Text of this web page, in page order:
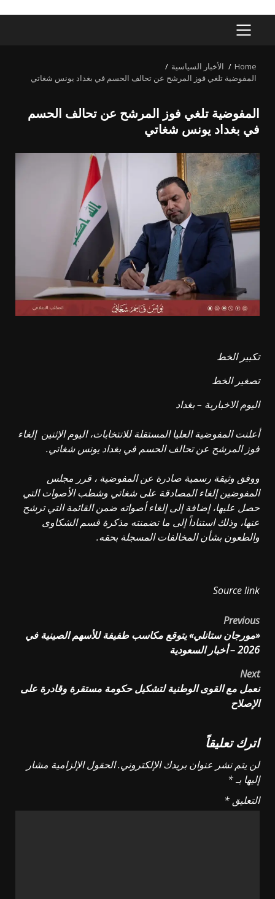
PRIMARY
Home
الأخبار السياسية
المفوضية تلغي فوز المرشح عن تحالف الحسم في بغداد يونس شغاتي
المفوضية تلغي فوز المرشح عن تحالف الحسم
في بغداد يونس شغاتي
تكبير الخط
تصغير الخط
اليوم الاخبارية – بغداد
أعلنت المفوضية العليا المستقلة للانتخابات، اليوم الإثنين إلغاء
فوز المرشح عن تحالف الحسم في بغداد يونس شغاتي.
ووفق وثيقة رسمية صادرة عن المفوضية ، قرر مجلس
المفوضين إلغاء المصادقة على شغاتي وشطب الأصوات التي
حصل عليها، إضافة إلى إلغاء أصواته ضمن القائمة التي ترشح
عنها، وذلك استناداً إلى ما تضمنته مذكرة قسم الشكاوى
والطعون بشأن المخالفات المسجلة بحقه.
Source link
Post
navigation
Previous
«مورجان ستانلي» يتوقع مكاسب طفيفة للأسهم الصينية في
2026 – أخبار السعودية
Next
نعمل مع القوى الوطنية لتشكيل حكومة مستقرة وقادرة على
الإصلاح
اترك تعليقاً
لن يتم نشر عنوان بريدك الإلكتروني.الحقول الإلزامية مشار
إليها بـ*
التعليق *